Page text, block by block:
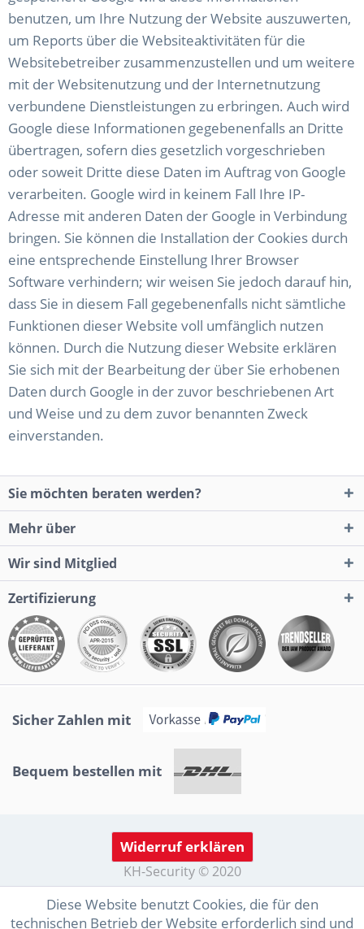
benutzen, um Ihre Nutzung der Website auszuwerten,
um Reports über die Websiteaktivitäten für die
Websitebetreiber zusammenzustellen und um weitere
mit der Websitenutzung und der Internetnutzung
verbundene Dienstleistungen zu erbringen. Auch wird
Google diese Informationen gegebenenfalls an Dritte
übertragen, sofern dies gesetzlich vorgeschrieben
oder soweit Dritte diese Daten im Auftrag von Google
verarbeiten. Google wird in keinem Fall Ihre IP-
Adresse mit anderen Daten der Google in Verbindung
bringen. Sie können die Installation der Cookies durch
eine entsprechende Einstellung Ihrer Browser
Software verhindern; wir weisen Sie jedoch darauf hin,
dass Sie in diesem Fall gegebenenfalls nicht sämtliche
Funktionen dieser Website voll umfänglich nutzen
können. Durch die Nutzung dieser Website erklären
Sie sich mit der Bearbeitung der über Sie erhobenen
Daten durch Google in der zuvor beschriebenen Art
und Weise und zu dem zuvor benannten Zweck
einverstanden.
Sie möchten beraten werden?
Mehr über
Wir sind Mitglied
Zertifizierung
Sicher Zahlen mit
Bequem bestellen mit
Widerruf erklären
KH-Security © 2020
Diese Website benutzt Cookies, die für den
technischen Betrieb der Website erforderlich sind und